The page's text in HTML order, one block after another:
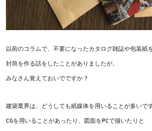
以前のコラムで、不要になったカタログ雑誌や包装紙
封筒を作る話をしたことがありましたが、
みなさん覚えておいでですか？
建築業界は、どうしても紙媒体を用いることが多いです
CGを用いることがあったり、図面をPCで描いたりと